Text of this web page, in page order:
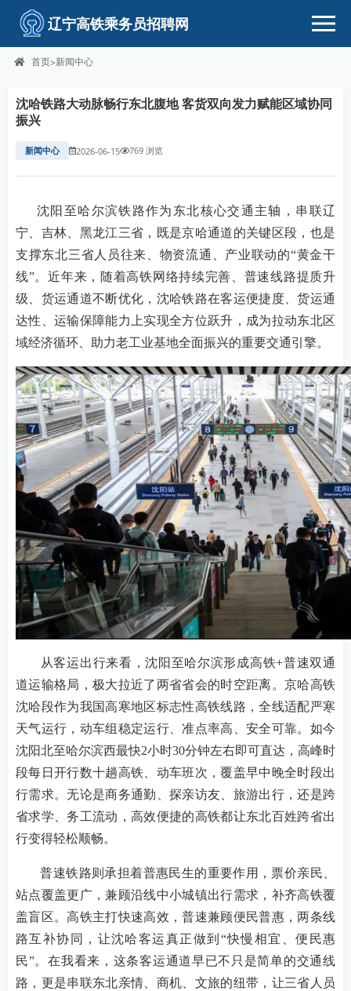
辽宁高铁乘务员招聘网
首页>新闻中心
沈哈铁路大动脉畅行东北腹地 客货双向发力赋能区域协同
振兴
新闻中心 2026-06-15 769 浏览
沈阳至哈尔滨铁路作为东北核心交通主轴，串联辽
宁、吉林、黑龙江三省，既是京哈通道的关键区段，也是
支撑东北三省人员往来、物资流通、产业联动的“黄金干
线”。近年来，随着高铁网络持续完善、普速线路提质升
级、货运通道不断优化，沈哈铁路在客运便捷度、货运通
达性、运输保障能力上实现全方位跃升，成为拉动东北区
域经济循环、助力老工业基地全面振兴的重要交通引擎。
从客运出行来看，沈阳至哈尔滨形成高铁+普速双通
道运输格局，极大拉近了两省省会的时空距离。京哈高铁
沈哈段作为我国高寒地区标志性高铁线路，全线适配严寒
天气运行，动车组稳定运行、准点率高、安全可靠。如今
沈阳北至哈尔滨西最快2小时30分钟左右即可直达，高峰时
段每日开行数十趟高铁、动车班次，覆盖早中晚全时段出
行需求。无论是商务通勤、探亲访友、旅游出行，还是跨
省求学、务工流动，高效便捷的高铁都让东北百姓跨省出
行变得轻松顺畅。
普速铁路则承担着普惠民生的重要作用，票价亲民、
站点覆盖更广，兼顾沿线中小城镇出行需求，补齐高铁覆
盖盲区。高铁主打快速高效，普速兼顾便民普惠，两条线
路互补协同，让沈哈客运真正做到“快慢相宜、便民惠
民”。在我看来，这条客运通道早已不只是简单的交通线
路，更是串联东北亲情、商机、文旅的纽带，让三省人员